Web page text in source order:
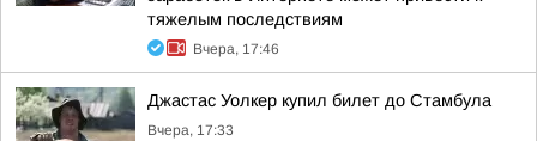
тяжелым последствиям
Вчера, 17:46
Джастас Уолкер купил билет до Стамбула
Вчера, 17:33